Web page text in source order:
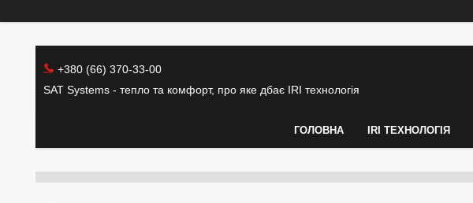
+380 (66) 370-33-00
SAT Systems - тепло та комфорт, про яке дбає IRI технологія
ГОЛОВНА IRI ТЕХНОЛОГІЯ